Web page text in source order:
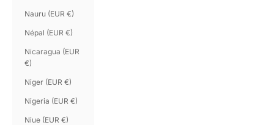
Nauru (EUR €)
Népal (EUR €)
Nicaragua (EUR
€)
Niger (EUR €)
Nigeria (EUR €)
Niue (EUR €)